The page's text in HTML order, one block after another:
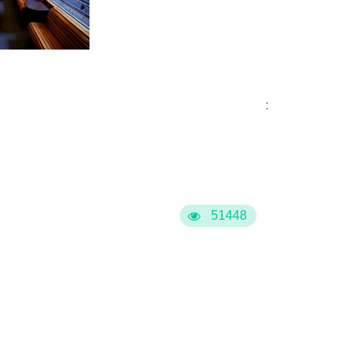
51448
: